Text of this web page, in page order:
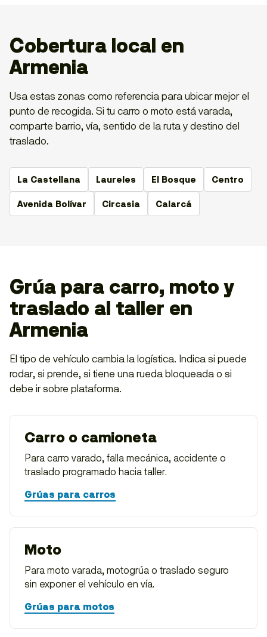
Cobertura local en
Armenia
Usa estas zonas como referencia para ubicar mejor el
punto de recogida. Si tu carro o moto está varada,
comparte barrio, vía, sentido de la ruta y destino del
traslado.
La Castellana Laureles El Bosque Centro
Avenida Bolívar Circasia Calarcá
Grúa para carro, moto y
traslado al taller en
Armenia
El tipo de vehículo cambia la logística. Indica si puede
rodar, si prende, si tiene una rueda bloqueada o si
debe ir sobre plataforma.
Carro o camioneta
Para carro varado, falla mecánica, accidente o
traslado programado hacia taller.
Grúas para carros
Moto
Para moto varada, motogrúa o traslado seguro
sin exponer el vehículo en vía.
Grúas para motos